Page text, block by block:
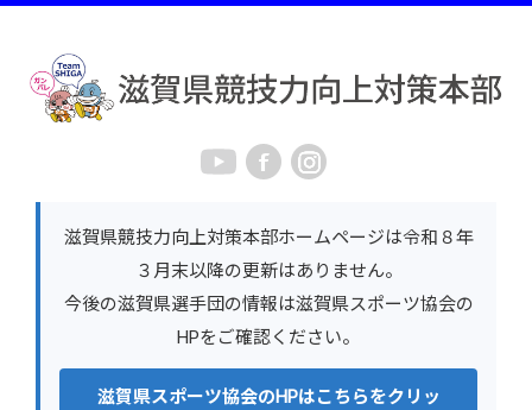
滋賀県競技力向上対策本部ホームページは令和８年
３月末以降の更新はありません。
今後の滋賀県選手団の情報は滋賀県スポーツ協会の
HPをご確認ください。
滋賀県スポーツ協会のHPはこちらをクリッ